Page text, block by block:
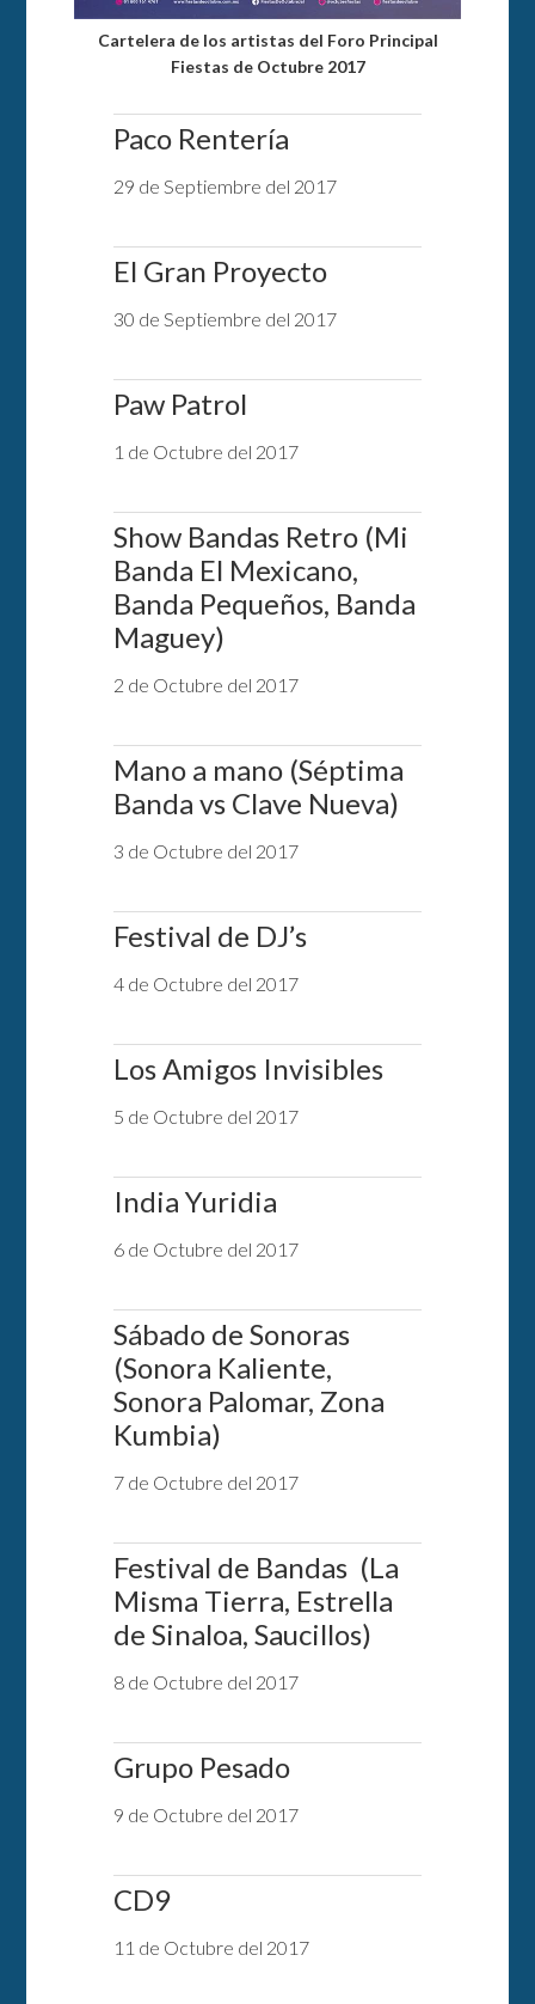
Cartelera de los artistas del Foro Principal
Fiestas de Octubre 2017
Paco Rentería
29 de Septiembre del 2017
El Gran Proyecto
30 de Septiembre del 2017
Paw Patrol
1 de Octubre del 2017
Show Bandas Retro (Mi
Banda El Mexicano,
Banda Pequeños, Banda
Maguey)
2 de Octubre del 2017
Mano a mano (Séptima
Banda vs Clave Nueva)
3 de Octubre del 2017
Festival de DJ’s
4 de Octubre del 2017
Los Amigos Invisibles
5 de Octubre del 2017
India Yuridia
6 de Octubre del 2017
Sábado de Sonoras
(Sonora Kaliente,
Sonora Palomar, Zona
Kumbia)
7 de Octubre del 2017
Festival de Bandas (La
Misma Tierra, Estrella
de Sinaloa, Saucillos)
8 de Octubre del 2017
Grupo Pesado
9 de Octubre del 2017
CD9
11 de Octubre del 2017